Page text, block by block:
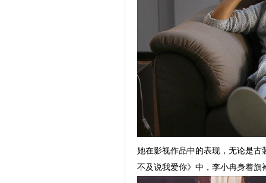
她在影视作品中的表现，无论是
不及说我爱你》中，李小冉身着